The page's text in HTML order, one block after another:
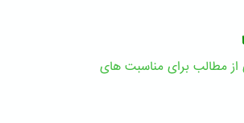
مطالب برای مناسبت های